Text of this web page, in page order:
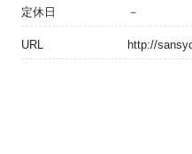
定休日 －
URL http://